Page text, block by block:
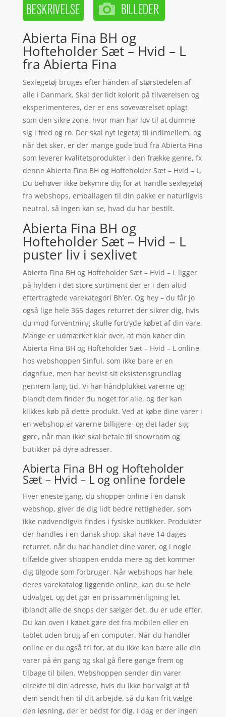
Abierta Fina BH og
Hofteholder Sæt – Hvid – L
fra Abierta Fina
Sexlegetøj bruges efter hånden af størstedelen af
alle i Danmark. Skal der lidt kolorit på tilværelsen og
eksperimenteres, der er ens soveværelset oplagt
som den sikre zone, hvor man har lov til at dumme
sig i fred og ro. Der skal nyt legetøj til indimellem, og
når det sker, er der mange gode bud fra Abierta Fina
som leverer kvalitetsprodukter i den frække genre, fx
denne Abierta Fina BH og Hofteholder Sæt – Hvid – L.
Du behøver ikke bekymre dig for at handle sexlegetøj
fra webshops, emballagen til din pakke er naturligvis
neutral, så ingen kan se, hvad du har bestilt.
Abierta Fina BH og
Hofteholder Sæt – Hvid – L
puster liv i sexlivet
Abierta Fina BH og Hofteholder Sæt – Hvid – L ligger
på hylden i det store sortiment der er i den altid
eftertragtede varekategori Bh’er. Og hey – du får jo
også lige hele 365 dages returret der sikrer dig, hvis
du mod forventning skulle fortryde købet af din vare.
Mange er udmærket klar over, at man køber din
Abierta Fina BH og Hofteholder Sæt – Hvid – L online
hos webshoppen Sinful, som ikke bare er en
døgnflue, men har bevist sit eksistensgrundlag
gennem lang tid. Vi har håndplukket varerne og
blandt dem finder du noget for alle, og der kan
klikkes køb på dette produkt. Ved at købe dine varer i
en webshop er varerne billigere- og det lader sig
gøre, når man ikke skal betale til showroom og
butikker på dyre adresser.
Abierta Fina BH og Hofteholder
Sæt – Hvid – L og online fordele
Hver eneste gang, du shopper online i en dansk
webshop, giver de dig lidt bedre rettigheder, som
ikke nødvendigvis findes i fysiske butikker. Produkter
der handles i en dansk shop, skal have 14 dages
returret. når du har handlet dine varer, og i nogle
tilfælde giver shoppen endda mere og det kommer
dig tilgode som forbruger. Når webshops har hele
deres varekatalog liggende online, kan du se hele
udvalget, og det gør en prissammenligning let,
iblandt alle de shops der sælger det, du er ude efter.
Du kan oven i købet gøre det fra mobilen eller en
tablet uden brug af en computer. Når du handler
online er du også fri for, at du ikke kan bære alle din
varer på én gang og skal gå flere gange frem og
tilbage til bilen. Webshoppen sender din varer
direkte til din adresse, hvis du ikke har valgt at få
dem sendt hen til dit arbejde, så du kan frit vælge
den løsning, der er bedst for dig. I dag er der ingen